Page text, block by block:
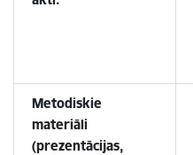
Metodiskie
materiāli
(prezentācijas,